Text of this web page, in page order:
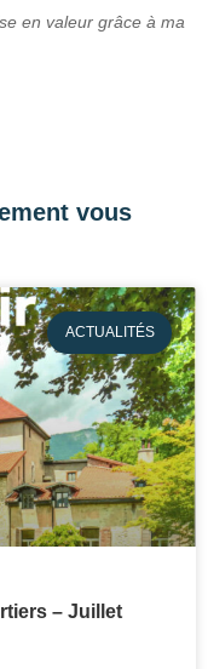
en valeur grâce à ma
vous
ACTUALITÉS
– Juillet